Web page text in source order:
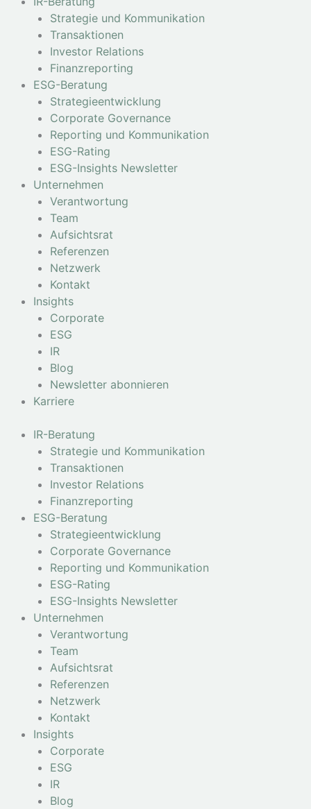
Strategie und Kommunikation
Transaktionen
Investor Relations
Finanzreporting
ESG-Beratung
Strategieentwicklung
Corporate Governance
Reporting und Kommunikation
ESG-Rating
ESG-Insights Newsletter
Unternehmen
Verantwortung
Team
Aufsichtsrat
Referenzen
Netzwerk
Kontakt
Insights
Corporate
ESG
IR
Blog
Newsletter abonnieren
Karriere
IR-Beratung
Strategie und Kommunikation
Transaktionen
Investor Relations
Finanzreporting
ESG-Beratung
Strategieentwicklung
Corporate Governance
Reporting und Kommunikation
ESG-Rating
ESG-Insights Newsletter
Unternehmen
Verantwortung
Team
Aufsichtsrat
Referenzen
Netzwerk
Kontakt
Insights
Corporate
ESG
IR
Blog